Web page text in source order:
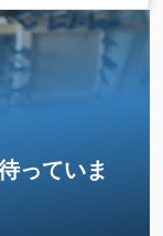
っていま